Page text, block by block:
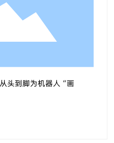
头到脚为机器人“画